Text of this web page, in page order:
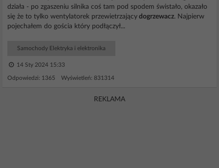
działa - po zgaszeniu silnika coś tam pod spodem świstało, okazało
się że to tylko wentylatorek przewietrzający dogrzewacz. Najpierw
pojechałem do gościa który podłączył...
Samochody Elektryka i elektronika
14 Sty 2024 15:33
Odpowiedzi: 1365 Wyświetleń: 831314
REKLAMA